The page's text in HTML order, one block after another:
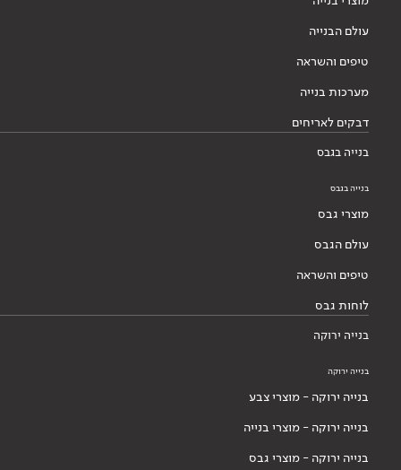
עולם הבנייה
טיפים והשראה
מערכות בנייה
דבקים לאריחים
בנייה בגבס
בנייה בגבס
מוצרי גבס
עולם הגבס
טיפים והשראה
לוחות גבס
בנייה ירוקה
בנייה ירוקה
בנייה ירוקה - מוצרי צבע
בנייה ירוקה - מוצרי בנייה
בנייה ירוקה - מוצרי גבס